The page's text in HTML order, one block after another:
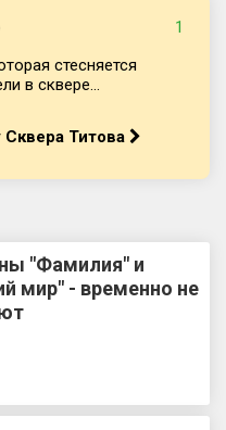
1
стесняется
в сквере...
Сквера Титова
"Фамилия" и
мир" - временно не